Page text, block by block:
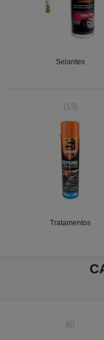
Selantes
(13)
Tratamentos
(6)